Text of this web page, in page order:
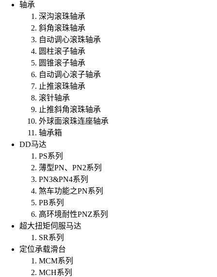
轴承
深沟滚珠轴承
斜角滚珠轴承
自动调心滚珠轴承
圆柱滚子轴承
圆锥滚子轴承
自动调心滚子轴承
止推滚珠轴承
滚针轴承
止推斜角滚珠轴承
外球面滚珠连座轴承
轴承箱
DD马达
PS系列
薄型PN、PN2系列
PN3&PN4系列
煞车功能之PN系列
PB系列
高环境耐性PNZ系列
超大扭矩伺服马达
SR系列
定位承载滑台
MCM系列
MCH系列